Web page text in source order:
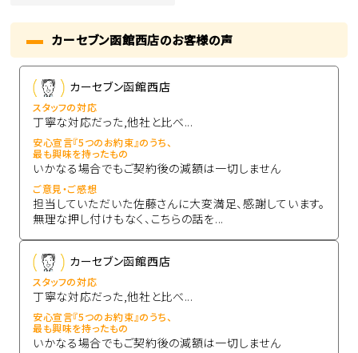
カーセブン函館西店のお客様の声
カーセブン函館西店
スタッフの対応
丁寧な対応だった,他社と比べ...
安心宣言『5つのお約束』のうち、
最も興味を持ったもの
いかなる場合でもご契約後の減額は一切しません
ご意見・ご感想
担当していただいた佐藤さんに大変満足、感謝しています。
無理な押し付けもなく、こちらの話を...
カーセブン函館西店
スタッフの対応
丁寧な対応だった,他社と比べ...
安心宣言『5つのお約束』のうち、
最も興味を持ったもの
いかなる場合でもご契約後の減額は一切しません